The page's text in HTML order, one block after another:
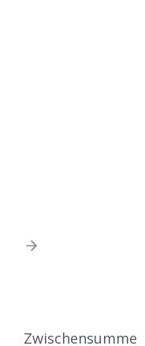
Zwischensumme